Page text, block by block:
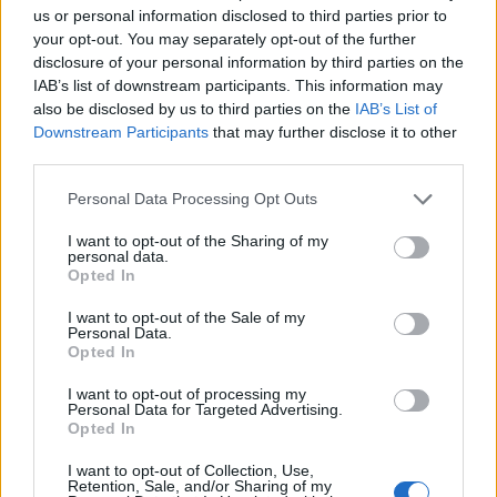
us or personal information disclosed to third parties prior to
your opt-out. You may separately opt-out of the further
disclosure of your personal information by third parties on the
IAB’s list of downstream participants. This information may
also be disclosed by us to third parties on the IAB’s List of
Downstream Participants that may further disclose it to other
Personal Data Processing Opt Outs
I want to opt-out of the Sharing of my
personal data.
Opted In
I want to opt-out of the Sale of my
Personal Data.
Opted In
I want to opt-out of processing my
Personal Data for Targeted Advertising.
Opted In
I want to opt-out of Collection, Use,
Retention, Sale, and/or Sharing of my
prostředí. Co přesně pasivní domy jsou a proč se staly tak
oblíbenými?
PR článek
Jak postavit dům, který efektivně šetří energie?
V dnešní době rostoucích cen energií a environmentálních výzev je
nízkoenergetické bydlení stále populárnější volbou. Stavba domu
šetrného k životnímu prostředí i vaší peněžence však není jen o
použití kvalitních materiálů, ale také o promyšleném plánování, či
výběru správných technologií. Na co všechno byste se měli